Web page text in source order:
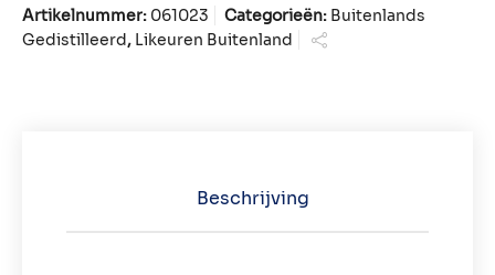
Artikelnummer: 061023 Categorieën: Buitenlands
Gedistilleerd, Likeuren Buitenland
Beschrijving